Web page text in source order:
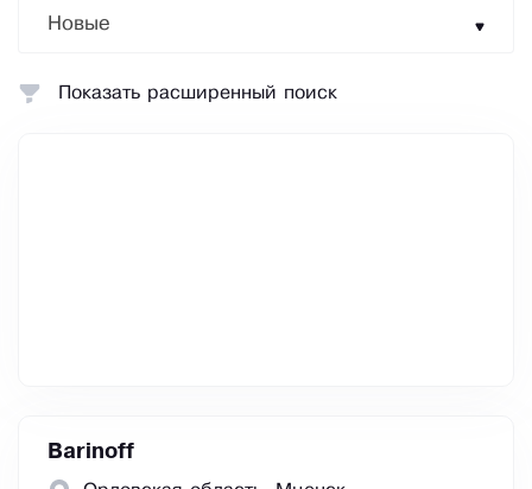
Новые
Barinoff
Показать расширенный поиск